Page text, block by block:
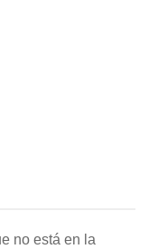
no está en la